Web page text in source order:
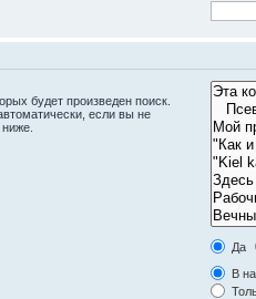
будет произведен поиск.
если вы не
Да
В